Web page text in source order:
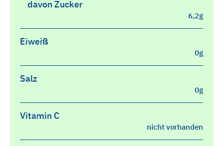
davon Zucker
6,2g
Eiweiß
0g
Salz
0g
Vitamin C
nicht vorhanden